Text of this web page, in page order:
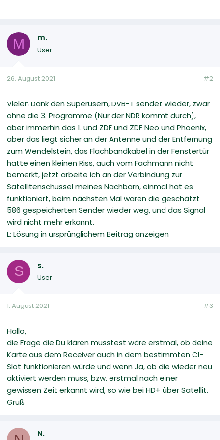
M m.
User
26. August 2021 #2
Vielen Dank den Superusern, DVB-T sendet wieder, zwar
ohne die 3. Programme (Nur der NDR kommt durch),
aber immerhin das 1. und ZDF und ZDF Neo und Phoenix,
aber das liegt sicher an der Antenne und der Entfernung
zum Wendelstein, das Flachbandkabel in der Fenstertür
hatte einen kleinen Riss, auch vom Fachmann nicht
bemerkt, jetzt arbeite ich an der Verbindung zur
Satellitenschüssel meines Nachbarn, einmal hat es
funktioniert, beim nächsten Mal waren die geschätzt
586 gespeicherten Sender wieder weg, und das Signal
wird nicht mehr erkannt.
L: Lösung in ursprünglichem Beitrag anzeigen
S s.
User
1. August 2021 #3
Hallo,
die Frage die Du klären müsstest wäre erstmal, ob deine
Karte aus dem Receiver auch in dem bestimmten CI-
Slot funktionieren würde und wenn Ja, ob die wieder neu
aktiviert werden muss, bzw. erstmal nach einer
gewissen Zeit erkannt wird, so wie bei HD+ über Satellit.
Gruß
N.